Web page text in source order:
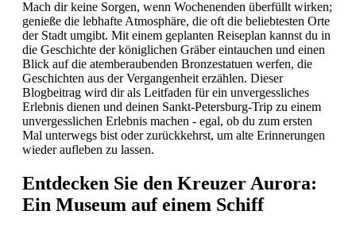
Mach dir keine Sorgen, wenn Wochenenden überfüllt wirken;
genieße die lebhafte Atmosphäre, die oft die beliebtesten Orte
der Stadt umgibt. Mit einem geplanten Reiseplan kannst du in
die Geschichte der königlichen Gräber eintauchen und einen
Blick auf die atemberaubenden Bronzestatuen werfen, die
Geschichten aus der Vergangenheit erzählen. Dieser
Blogbeitrag wird dir als Leitfaden für ein unvergessliches
Erlebnis dienen und deinen Sankt-Petersburg-Trip zu einem
unvergesslichen Erlebnis machen - egal, ob du zum ersten
Mal unterwegs bist oder zurückkehrst, um alte Erinnerungen
wieder aufleben zu lassen.
Entdecken Sie den Kreuzer Aurora:
Ein Museum auf einem Schiff